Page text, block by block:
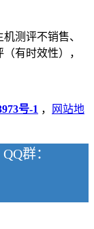
机测评不销售、
有时效性），
号-1 ，
网站地
群：